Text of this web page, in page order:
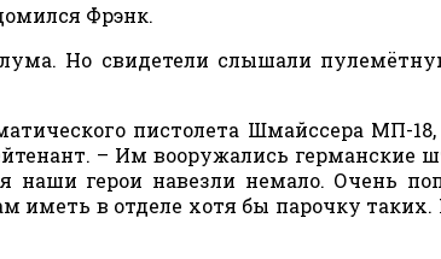
Фрэнк.
Но свидетели слышали
пистолета Шмайссера МП-
– Им вооружались германские
наши герои навезли немало. Очень
иметь в отделе хотя бы парочку таких.